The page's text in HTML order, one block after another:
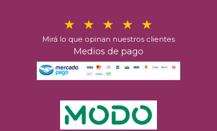
Mirá lo que opinan nuestros clientes
Medios de pago